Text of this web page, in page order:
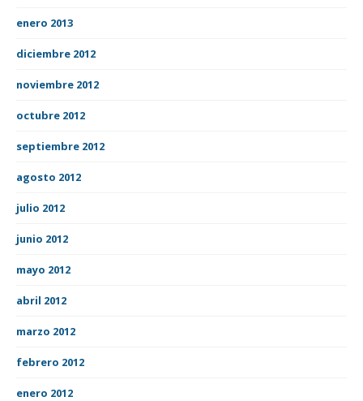
enero 2013
diciembre 2012
noviembre 2012
octubre 2012
septiembre 2012
agosto 2012
julio 2012
junio 2012
mayo 2012
abril 2012
marzo 2012
febrero 2012
enero 2012